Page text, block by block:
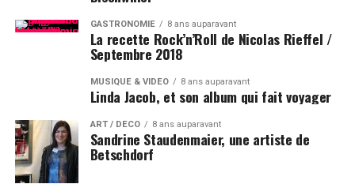
GASTRONOMIE 8 ans auparavant
La recette Rock’n’Roll de Nicolas Rieffel /
Septembre 2018
MUSIQUE & VIDÉO 8 ans auparavant
Linda Jacob, et son album qui fait voyager
ART / DÉCO 8 ans auparavant
Sandrine Staudenmaier, une artiste de
Betschdorf